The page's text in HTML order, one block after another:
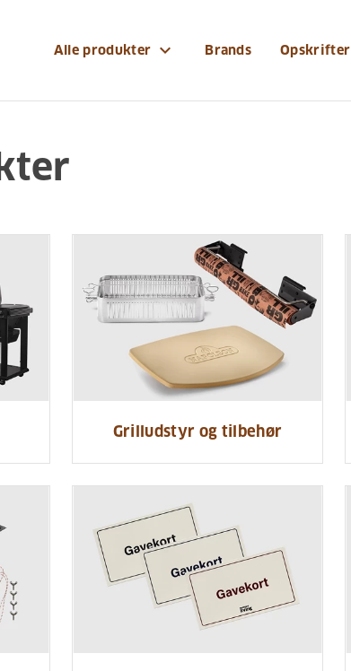
Alle produkter expand_more Brands Opskrifter
Grilludstyr og tilbehør